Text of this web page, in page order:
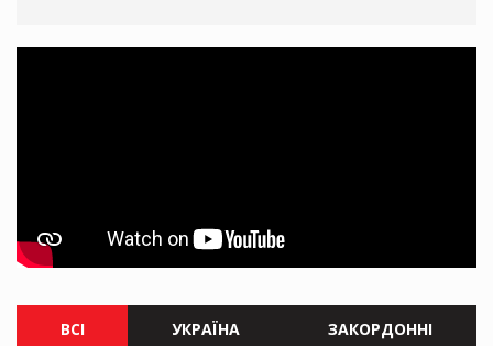
ВСІ УКРАЇНА ЗАКОРДОННІ